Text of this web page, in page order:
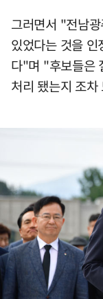
그러면서 "전남
있었다는 것을
다"며 "후보들은
처리 됐는지 조